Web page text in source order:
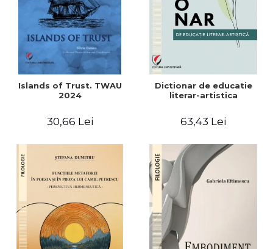
Islands of Trust. TWAU
2024
30,66 Lei
Dictionar de educatie
literar-artistica
63,43 Lei